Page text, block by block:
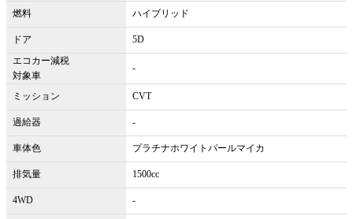
燃料 ハイブリッド
ドア
5D
エコカー減税
対象車
-
ミッション CVT
過給器 -
車体色 プラチナホワイトパールマイカ
排気量 1500cc
4WD -